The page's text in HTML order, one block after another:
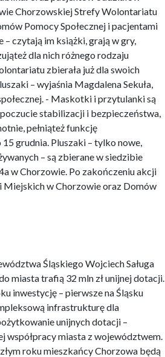
Chorzowskiej Strefy Wolontariatu
Pomocy Społecznej i pacjentami
czytają im książki, grają w gry,
dla nich różnego rodzaju
zbierała już dla swoich
– wyjaśnia Magdalena Sekuła,
- Maskotki i przytulanki są
stabilizacji i bezpieczeństwa,
pełniąteż funkcję
grudnia. Pluszaki – tylko nowe,
– są zbierane w siedzibie
w Chorzowie. Po zakończeniu akcji
Miejskich w Chorzowie oraz Domów
Śląskiego Wojciech Saługa
miasta trafią 32 mln zł unijnej dotacji.
inwestycję – pierwsze na Śląsku
infrastrukturę dla
unijnych dotacji –
współpracy miasta z województwem.
roku mieszkańcy Chorzowa będą